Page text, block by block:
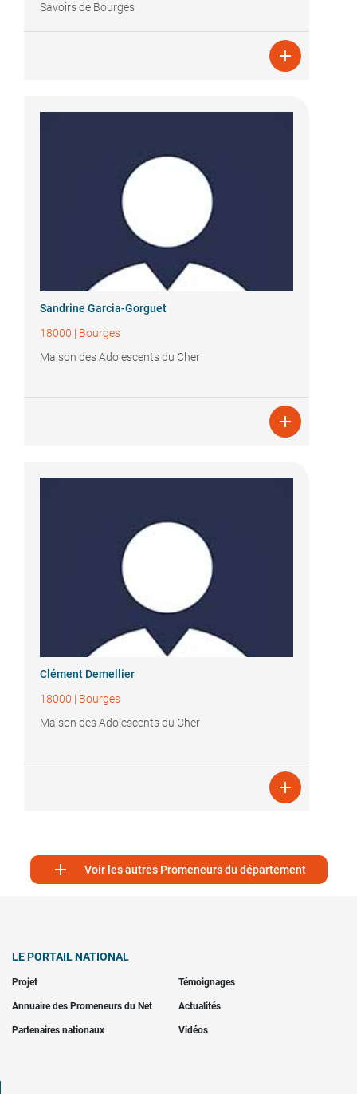
Savoirs de Bourges

Sandrine Garcia-Gorguet
18000 | Bourges
Maison des Adolescents du Cher

Clément Demellier
18000 | Bourges
Maison des Adolescents du Cher

 Voir les autres Promeneurs du département
LE PORTAIL NATIONAL
Projet Témoignages
Annuaire des Promeneurs du Net Actualités
Partenaires nationaux Vidéos